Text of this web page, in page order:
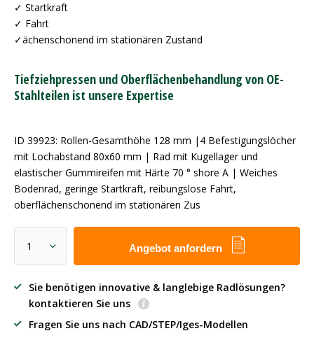
✓ Startkraft
✓ Fahrt
✓ächenschonend im stationären Zustand
Tiefziehpressen und Oberflächenbehandlung von OE-
Stahlteilen ist unsere Expertise
ID 39923: Rollen-Gesamthöhe 128 mm |4 Befestigungslöcher
mit Lochabstand 80x60 mm | Rad mit Kugellager und
elastischer Gummireifen mit Härte 70 ° shore A | Weiches
Bodenrad, geringe Startkraft, reibungslose Fahrt,
oberflächenschonend im stationären Zus
Angebot anfordern
Sie benötigen innovative & langlebige Radlösungen?
kontaktieren Sie uns
Fragen Sie uns nach CAD/STEP/Iges-Modellen